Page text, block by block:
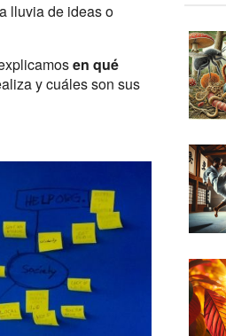
lluvia de ideas o
en qué
y cuáles son sus